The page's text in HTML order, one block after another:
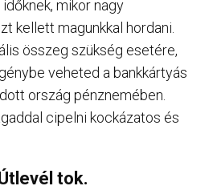
mikor nagy
kellett magunkkal hordani.
összeg szükség esetére,
veheted a bankkártyás
ország pénznemében.
cipelni kockázatos és
tok.